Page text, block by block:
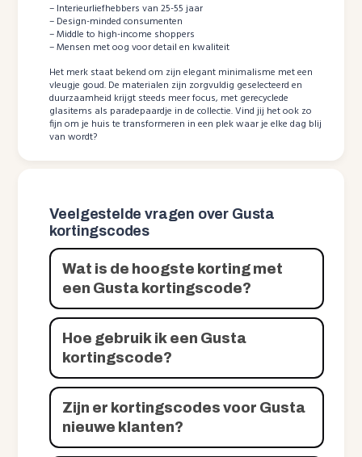
– Interieurliefhebbers van 25-55 jaar
– Design-minded consumenten
– Middle to high-income shoppers
– Mensen met oog voor detail en kwaliteit
Het merk staat bekend om zijn elegant minimalisme met een
vleugje goud. De materialen zijn zorgvuldig geselecteerd en
duurzaamheid krijgt steeds meer focus, met gerecyclede
glasitems als paradepaardje in de collectie. Vind jij het ook zo
fijn om je huis te transformeren in een plek waar je elke dag blij
van wordt?
Veelgestelde vragen over Gusta
kortingscodes
Wat is de hoogste korting met
een Gusta kortingscode?
Hoe gebruik ik een Gusta
kortingscode?
Zijn er kortingscodes voor Gusta
nieuwe klanten?